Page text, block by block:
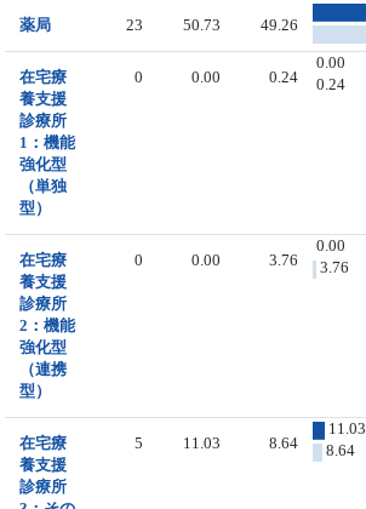
薬局 23 50.73 49.26
在宅療
養支援
診療所
1：機能
強化型
（単独
型）
0 0.00 0.24
0.00
0.24
在宅療
養支援
診療所
2：機能
強化型
（連携
型）
0 0.00 3.76
0.00
3.76
在宅療
養支援
診療所
5 11.03 8.64
11.03
8.64